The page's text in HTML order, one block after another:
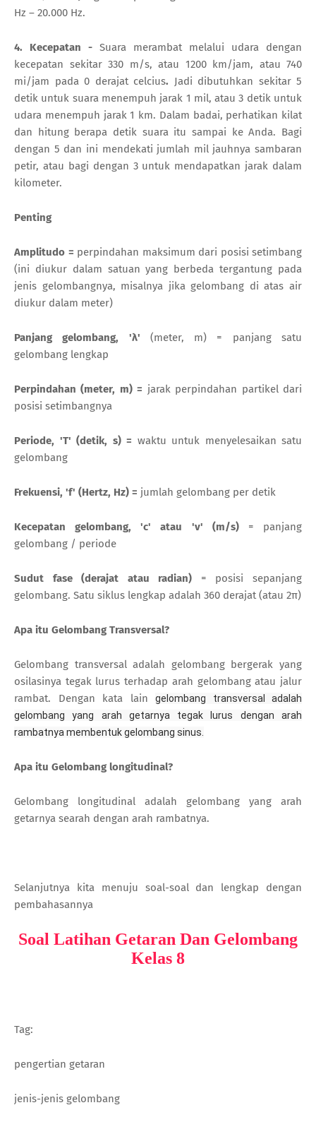
Hz – 20.000 Hz.
4. Kecepatan - Suara merambat melalui udara dengan
kecepatan sekitar 330 m/s, atau 1200 km/jam, atau 740
mi/jam pada 0 derajat celcius. Jadi dibutuhkan sekitar 5
detik untuk suara menempuh jarak 1 mil, atau 3 detik untuk
udara menempuh jarak 1 km. Dalam badai, perhatikan kilat
dan hitung berapa detik suara itu sampai ke Anda. Bagi
dengan 5 dan ini mendekati jumlah mil jauhnya sambaran
petir, atau bagi dengan 3 untuk mendapatkan jarak dalam
kilometer.
Penting
Amplitudo = perpindahan maksimum dari posisi setimbang
(ini diukur dalam satuan yang berbeda tergantung pada
jenis gelombangnya, misalnya jika gelombang di atas air
diukur dalam meter)
Panjang gelombang, 'λ' (meter, m) = panjang satu
gelombang lengkap
Perpindahan (meter, m) = jarak perpindahan partikel dari
posisi setimbangnya
Periode, 'T' (detik, s) = waktu untuk menyelesaikan satu
gelombang
Frekuensi, 'f' (Hertz, Hz) = jumlah gelombang per detik
Kecepatan gelombang, 'c' atau 'v' (m/s)= panjang
gelombang / periode
Sudut fase (derajat atau radian) = posisi sepanjang
gelombang. Satu siklus lengkap adalah 360 derajat (atau 2π)
Apa itu Gelombang Transversal?
Gelombang transversal adalah gelombang bergerak yang
osilasinya tegak lurus terhadap arah gelombang atau jalur
rambat. Dengan kata lain gelombang transversal adalah
gelombang yang arah getarnya tegak lurus dengan arah
rambatnya membentuk gelombang sinus.
Apa itu Gelombang longitudinal?
Gelombang longitudinal adalah gelombang yang arah
getarnya searah dengan arah rambatnya.
Selanjutnya kita menuju soal-soal dan lengkap dengan
pembahasannya
Soal Latihan Getaran Dan Gelombang
Kelas 8
Tag:
pengertian getaran
jenis-jenis gelombang